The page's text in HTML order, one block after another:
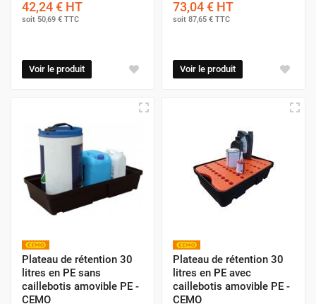
42,24 € HT
soit 50,69 € TTC
Voir le produit
73,04 € HT
soit 87,65 € TTC
Voir le produit
Plateau de rétention 30
litres en PE sans
caillebotis amovible PE -
CEMO
Plateau de rétention 30
litres en PE avec
caillebotis amovible PE -
CEMO